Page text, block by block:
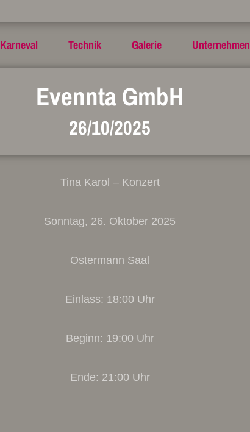
Karneval Technik Galerie Unternehmen
Evennta GmbH
26/10/2025
Tina Karol – Konzert
Sonntag, 26. Oktober 2025
Ostermann Saal
Einlass: 18:00 Uhr
Beginn: 19:00 Uhr
Ende: 21:00 Uhr